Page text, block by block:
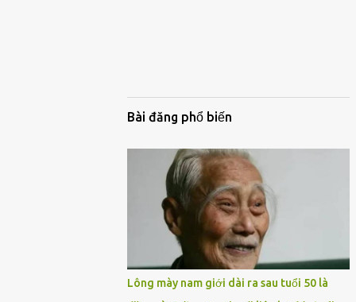
Bài đăng phổ biến
Lông mày nam giới dài ra sau tuổi 50 là